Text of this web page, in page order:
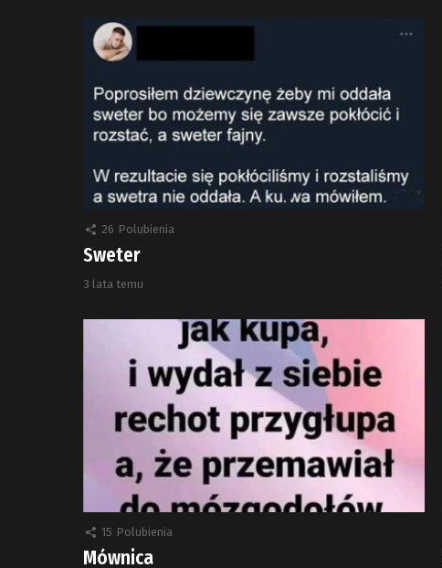
26 Polubienia
Sweter
3 lata temu
15 Polubienia
Mównica